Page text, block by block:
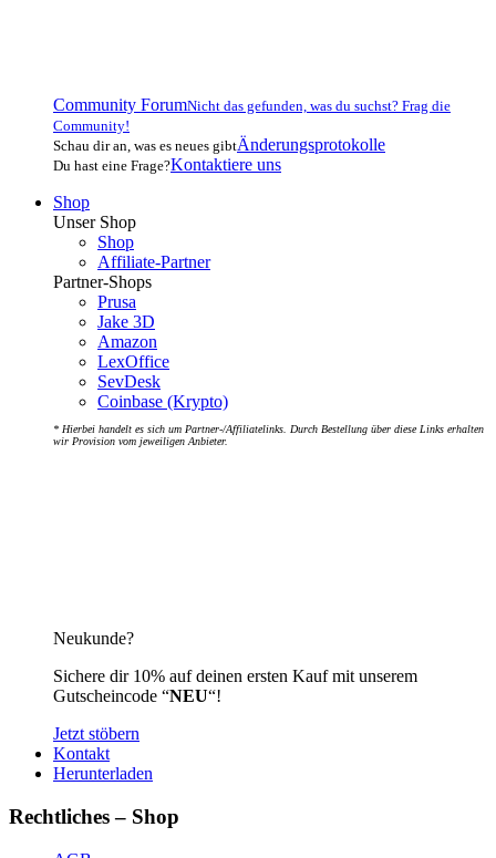
Community ForumNicht das gefunden, was du suchst? Frag die
Community!
Schau dir an, was es neues gibtÄnderungsprotokolle
Du hast eine Frage?Kontaktiere uns
Shop
Unser Shop
Shop
Affiliate-Partner
Partner-Shops
Prusa
Jake 3D
Amazon
LexOffice
SevDesk
Coinbase (Krypto)
* Hierbei handelt es sich um Partner-/Affiliatelinks. Durch Bestellung über diese Links erhalten
wir Provision vom jeweiligen Anbieter.
Neukunde?
Sichere dir 10% auf deinen ersten Kauf mit unserem
Gutscheincode “NEU“!
Jetzt stöbern
Kontakt
Herunterladen
Rechtliches – Shop